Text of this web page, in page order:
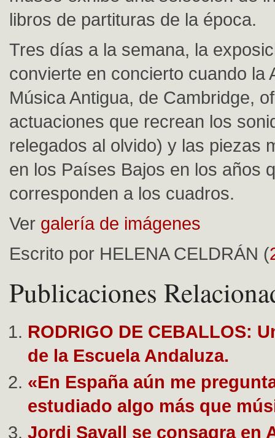
libros de partituras de la época.
Tres días a la semana, la
convierte en concierto cuando la
Música Antigua, de Cambridge,
actuaciones que recrean los
relegados al olvido) y las piezas
en los Países Bajos en los años
corresponden a los cuadros.
Ver galería de imágenes
Escrito por HELENA CELDRÁN (
Publicaciones
RODRIGO DE CEBALLOS:
de la Escuela Andaluza.
«En España aún me
estudiado algo más que
Jordi Savall se consagra en